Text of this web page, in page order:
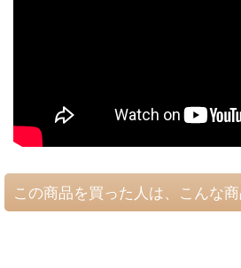
この商品を買った人は、こんな